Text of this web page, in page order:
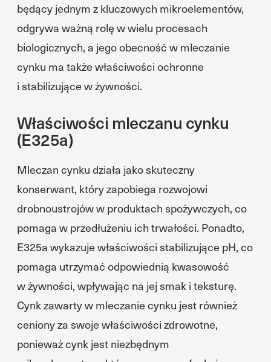
będący jednym z kluczowych mikroelementów,
odgrywa ważną rolę w wielu procesach
biologicznych, a jego obecność w mleczanie
cynku ma także właściwości ochronne
i stabilizujące w żywności.
Właściwości mleczanu cynku
(E325a)
Mleczan cynku działa jako skuteczny
konserwant, który zapobiega rozwojowi
drobnoustrojów w produktach spożywczych, co
pomaga w przedłużeniu ich trwałości. Ponadto,
E325a wykazuje właściwości stabilizujące pH, co
pomaga utrzymać odpowiednią kwasowość
w żywności, wpływając na jej smak i teksturę.
Cynk zawarty w mleczanie cynku jest również
ceniony za swoje właściwości zdrowotne,
ponieważ cynk jest niezbędnym